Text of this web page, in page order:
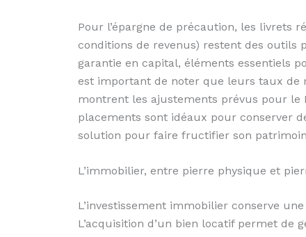
Pour l’épargne de précaution, les livrets
conditions de revenus) restent des
garantie en capital, éléments essentiels
est important de noter que leurs taux
montrent les ajustements prévus pour le
placements sont idéaux pour conserver
solution pour faire fructifier son
L’immobilier, entre pierre physique et
L’investissement immobilier conserve
L’acquisition d’un bien locatif permet de